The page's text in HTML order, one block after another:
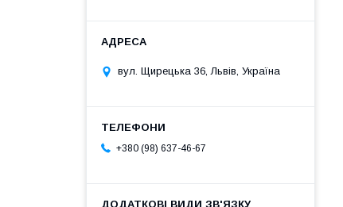
вул. Щирецька 36, Львів, Україна
+380 (98) 637-46-67